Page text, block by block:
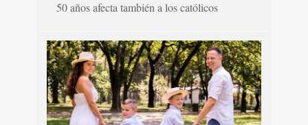
50 años afecta también a los católicos